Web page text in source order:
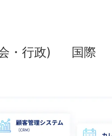
・行政) 国際